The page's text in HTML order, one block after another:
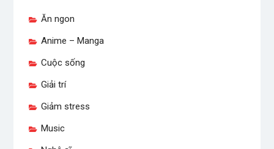
Ăn ngon
Anime – Manga
Cuộc sống
Giải trí
Giảm stress
Music